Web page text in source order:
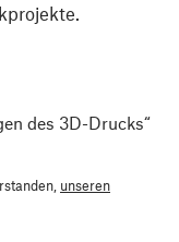
des 3D-Drucks“
unseren